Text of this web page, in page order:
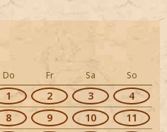
Do Fr Sa So
1 2 3
4
8 9 10
11